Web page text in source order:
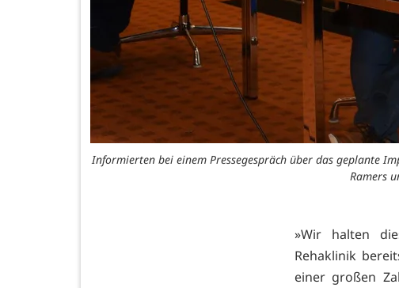
Informierten bei einem Pressegespräch über das geplante
Ramers
»Wir halten
Rehaklinik
einer großen